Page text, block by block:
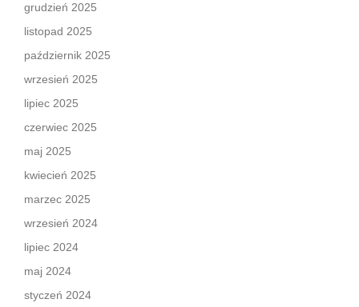
grudzień 2025
listopad 2025
październik 2025
wrzesień 2025
lipiec 2025
czerwiec 2025
maj 2025
kwiecień 2025
marzec 2025
wrzesień 2024
lipiec 2024
maj 2024
styczeń 2024